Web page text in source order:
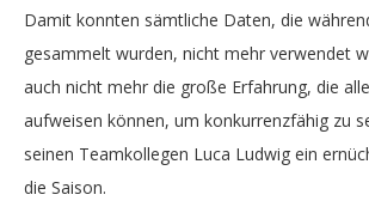
Damit konnten sämtliche Daten, die
gesammelt wurden, nicht mehr verwendet
auch nicht mehr die große Erfahrung, die
aufweisen können, um konkurrenzfähig zu
seinen Teamkollegen Luca Ludwig ein
die Saison.